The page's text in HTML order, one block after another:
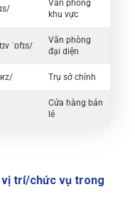
Văn phòng
khu vực
ˈɒfɪs/
Văn phòng
đại diện
Trụ sở chính
Cửa hàng bán
lẻ
vị trí/chức vụ trong